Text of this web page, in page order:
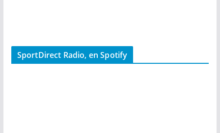
SportDirect Radio, en Spotify